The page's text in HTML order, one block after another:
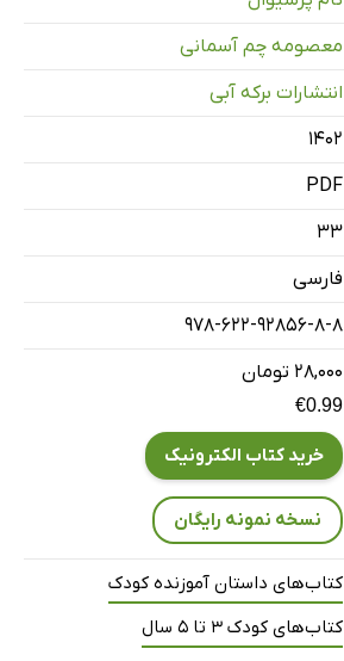
معصومه چم آسمانی
انتشارات برکه آبی
۱۴۰۲
PDF
33
فارسی
978-622-92856-8-8
۲۸,۰۰۰ تومان
€0.99
خرید کتاب الکترونیک
نسخه نمونه رایگان
کتاب‌های داستان آموزنده کودک
کتاب‌های کودک 3 تا 5 سال